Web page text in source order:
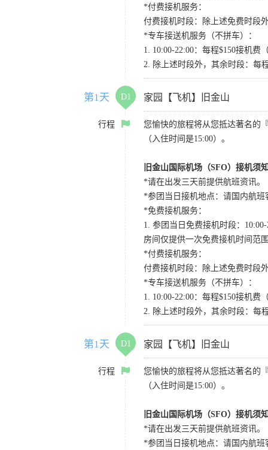
*付费接机服务：
付费接机时段：除上述免费时段
*专车接送机服务（不拼车）：
1. 10:00-22:00：每程$150接机
2. 除上述时段外，其余时段：每
第1天 D1 家园【飞机】旧金山
行程
您愉快的旅程将从您抵达著名的
（入住时间是15:00）。
旧金山国际机场（SFO）接机须
*请在出发三天前提供航班资讯。
*参团当日接机地点：请国内航班
*免费接机服务：
1. 参团当日免费接机时段：
房间仅提供一次免费接机时间范
*付费接机服务：
付费接机时段：除上述免费时段
*专车接送机服务（不拼车）：
1. 10:00-22:00：每程$150接机
2. 除上述时段外，其余时段：每
第1天 D1 家园【飞机】旧金山
行程
您愉快的旅程将从您抵达著名的
（入住时间是15:00）。
旧金山国际机场（SFO）接机须
*请在出发三天前提供航班资讯。
*参团当日接机地点：请国内航班